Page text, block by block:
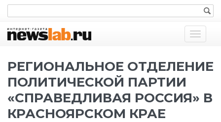
Показать
меню
РЕГИОНАЛЬНОЕ ОТДЕЛЕНИЕ
ПОЛИТИЧЕСКОЙ ПАРТИИ
«СПРАВЕДЛИВАЯ РОССИЯ» В
КРАСНОЯРСКОМ КРАЕ